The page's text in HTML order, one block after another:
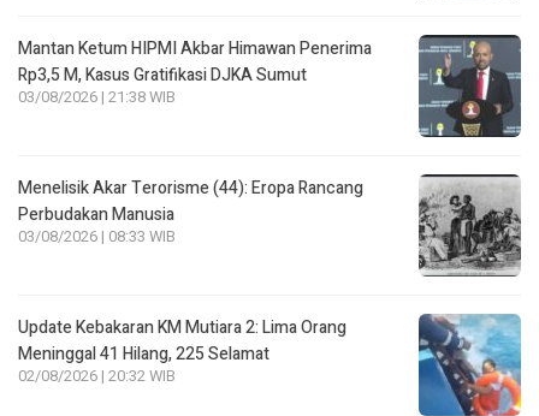
Mantan Ketum HIPMI Akbar Himawan Penerima
Rp3,5 M, Kasus Gratifikasi DJKA Sumut
03/08/2026 | 21:38 WIB
Menelisik Akar Terorisme (44): Eropa Rancang
Perbudakan Manusia
03/08/2026 | 08:33 WIB
Update Kebakaran KM Mutiara 2: Lima Orang
Meninggal 41 Hilang, 225 Selamat
02/08/2026 | 20:32 WIB